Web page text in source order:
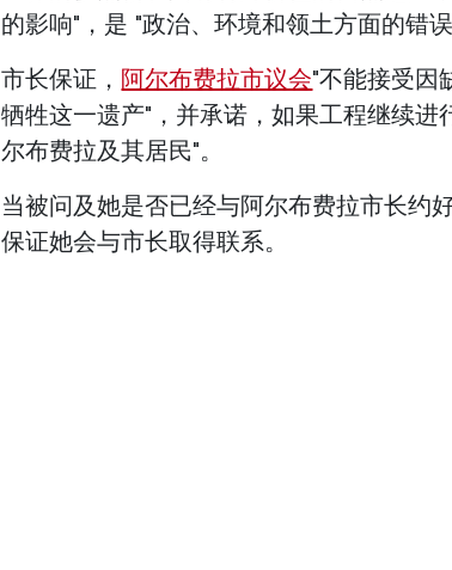
的影响"，是 "政治、环境和领土方面的错误
市长保证， 阿尔布费拉市议会"不能接受因
牺牲这一遗产"，并承诺，如果工程继续
尔布费拉及其居民"。
当被问及她是否已经与阿尔布费拉市长约
保证她会与市长取得联系。